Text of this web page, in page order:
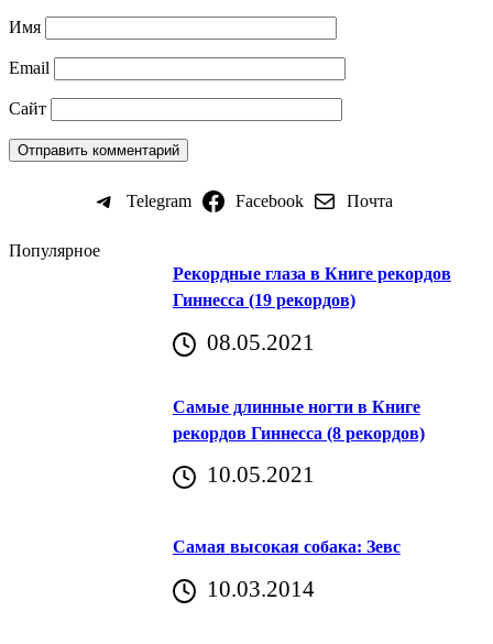
Имя
Email
Сайт
Telegram Facebook Почта
Популярное
Рекордные глаза в Книге рекордов
Гиннесса (19 рекордов)
08.05.2021
Самые длинные ногти в Книге
рекордов Гиннесса (8 рекордов)
10.05.2021
Самая высокая собака: Зевс
10.03.2014